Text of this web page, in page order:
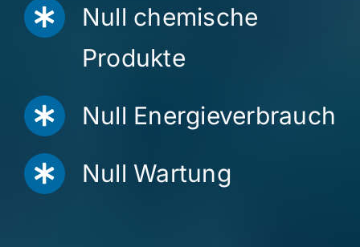
Null chemische
Produkte
Null Energieverbrauch
Null Wartung